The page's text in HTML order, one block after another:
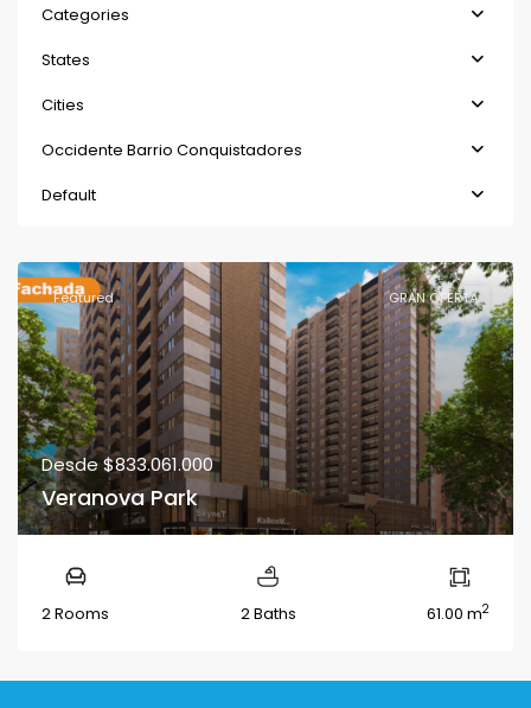
Categories
States
Cities
Occidente Barrio Conquistadores
Default
Featured GRAN OFERTA
Desde$833.061.000
Veranova Park
2 Rooms 2 Baths 61.00 m2